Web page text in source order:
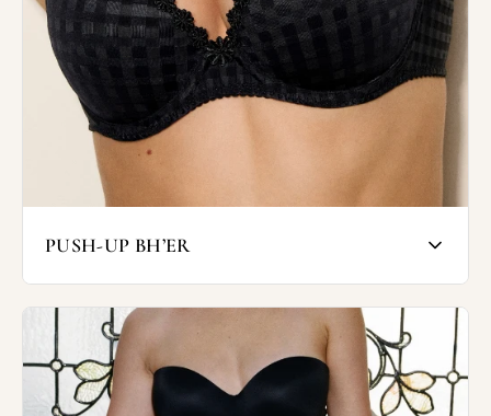
I Wunderwear har vi smukke blondetoppe
og trekantsbh'er fra bl.a. Missya, Femilet,
Triumph og Calvin Klein - med og uden
bøjler, med og uden puder, så du kan vælge
den model, der passer dig bedst.
Trekantsbh'er og toppe giver bedst støtte
til mindre og medium barme og ofte laves
modellerne ikke i store skålstørrelser.
SHOP TREKANTSBH'ER OG TOPPE
PUSH-UP BH’ER
hjælp af indlæg/ fyld. Vælg push-up
modellen, hvis du gerne vil fremhæve din
barm og skabe en synlig kavalergang.
I Wunderwear har vi har push-up modeller